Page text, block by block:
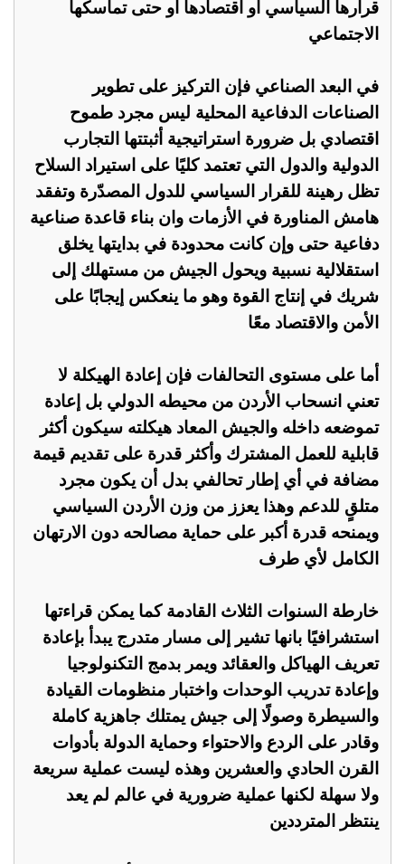
قرارها السياسي أو اقتصادها أو حتى تماسكها
الاجتماعي
في البعد الصناعي فإن التركيز على تطوير
الصناعات الدفاعية المحلية ليس مجرد طموح
اقتصادي بل ضرورة استراتيجية أثبتتها التجارب
الدولية والدول التي تعتمد كليًا على استيراد السلاح
تظل رهينة للقرار السياسي للدول المصدّرة وتفقد
هامش المناورة في الأزمات وان بناء قاعدة صناعية
دفاعية حتى وإن كانت محدودة في بدايتها يخلق
استقلالية نسبية ويحول الجيش من مستهلك إلى
شريك في إنتاج القوة وهو ما ينعكس إيجابًا على
الأمن والاقتصاد معًا
أما على مستوى التحالفات فإن إعادة الهيكلة لا
تعني انسحاب الأردن من محيطه الدولي بل إعادة
تموضعه داخله والجيش المعاد هيكلته سيكون أكثر
قابلية للعمل المشترك وأكثر قدرة على تقديم قيمة
مضافة في أي إطار تحالفي بدل أن يكون مجرد
متلقٍ للدعم وهذا يعزز من وزن الأردن السياسي
ويمنحه قدرة أكبر على حماية مصالحه دون الارتهان
الكامل لأي طرف
خارطة السنوات الثلاث القادمة كما يمكن قراءتها
استشرافيًا بانها تشير إلى مسار متدرج يبدأ بإعادة
تعريف الهياكل والعقائد ويمر بدمج التكنولوجيا
وإعادة تدريب الوحدات واختبار منظومات القيادة
والسيطرة وصولًا إلى جيش يمتلك جاهزية كاملة
وقادر على الردع والاحتواء وحماية الدولة بأدوات
القرن الحادي والعشرين وهذه ليست عملية سريعة
ولا سهلة لكنها عملية ضرورية في عالم لم يعد
ينتظر المترددين